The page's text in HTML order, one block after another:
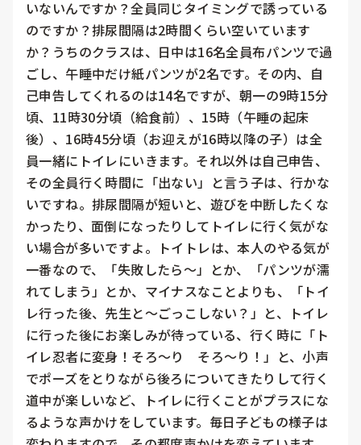
いないんですか？全員同じタイミングで誘っている
のですか？排尿間隔は2時間くらい空いています
か？うちのクラスは、日中は16名全員布パンツで過
ごし、午睡中だけ紙パンツが2名です。その内、自
己申告してくれるのは14名ですが、朝一の9時15分
頃、11時30分頃（給食前）、15時（午睡の起床
後）、16時45分頃（お迎えが16時以降の子）は全
員一緒にトイレにいきます。それ以外は自己申告、
その全員行く時間に「出ない」と言う子は、行かな
いですね。排尿間隔が短いと、遊びを中断したくな
かったり、面倒になったりしてトイレに行く気がな
い場合が多いですよ。トイトレは、本人のやる気が
一番なので、「失敗したら〜」とか、「パンツが濡
れてしまう」とか、マイナスなことよりも、「トイ
レ行った後、先生と〜ごっこしない？」と、トイレ
に行った後にお楽しみが待っている、行く時に「ト
イレ忍者に変身！そろ〜り　そろ〜り！」と、小声
でポーズをとりながら後ろについてきたりして行く
道中が楽しいなど、トイレに行くことがプラスにな
るような声かけをしています。毎日子どもの様子は